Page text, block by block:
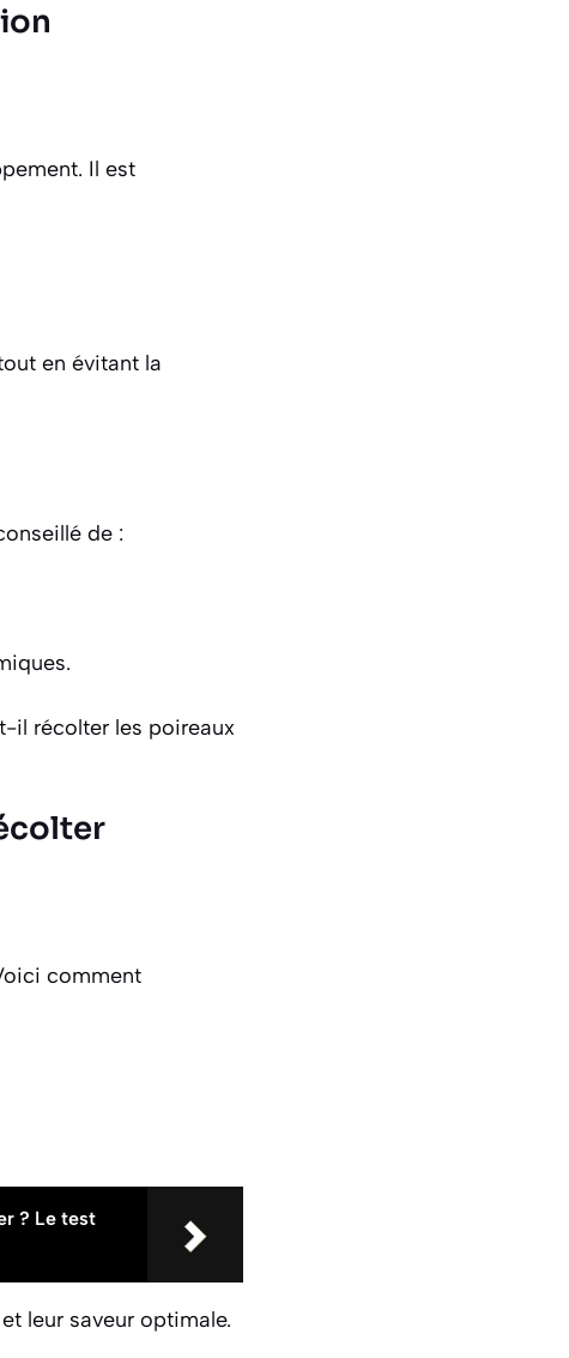
Il est
en évitant la
de :
il récolter les poireaux
comment
? Le test
leur saveur optimale.